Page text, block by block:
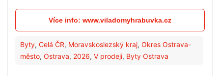
Více info: www.viladomyhrabuvka.cz
Byty, Celá ČR, Moravskoslezský kraj, Okres Ostrava-
město, Ostrava, 2026, V prodeji, Byty Ostrava